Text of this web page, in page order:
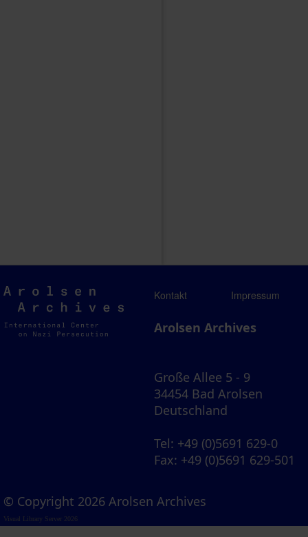
Arolsen
Archives
Kontakt Impressum
Arolsen Archives
Große Allee 5 - 9
34454 Bad Arolsen
Deutschland
Tel: +49 (0)5691 629-0
Fax: +49 (0)5691 629-501
© Copyright 2026 Arolsen Archives
Visual Library Server 2026